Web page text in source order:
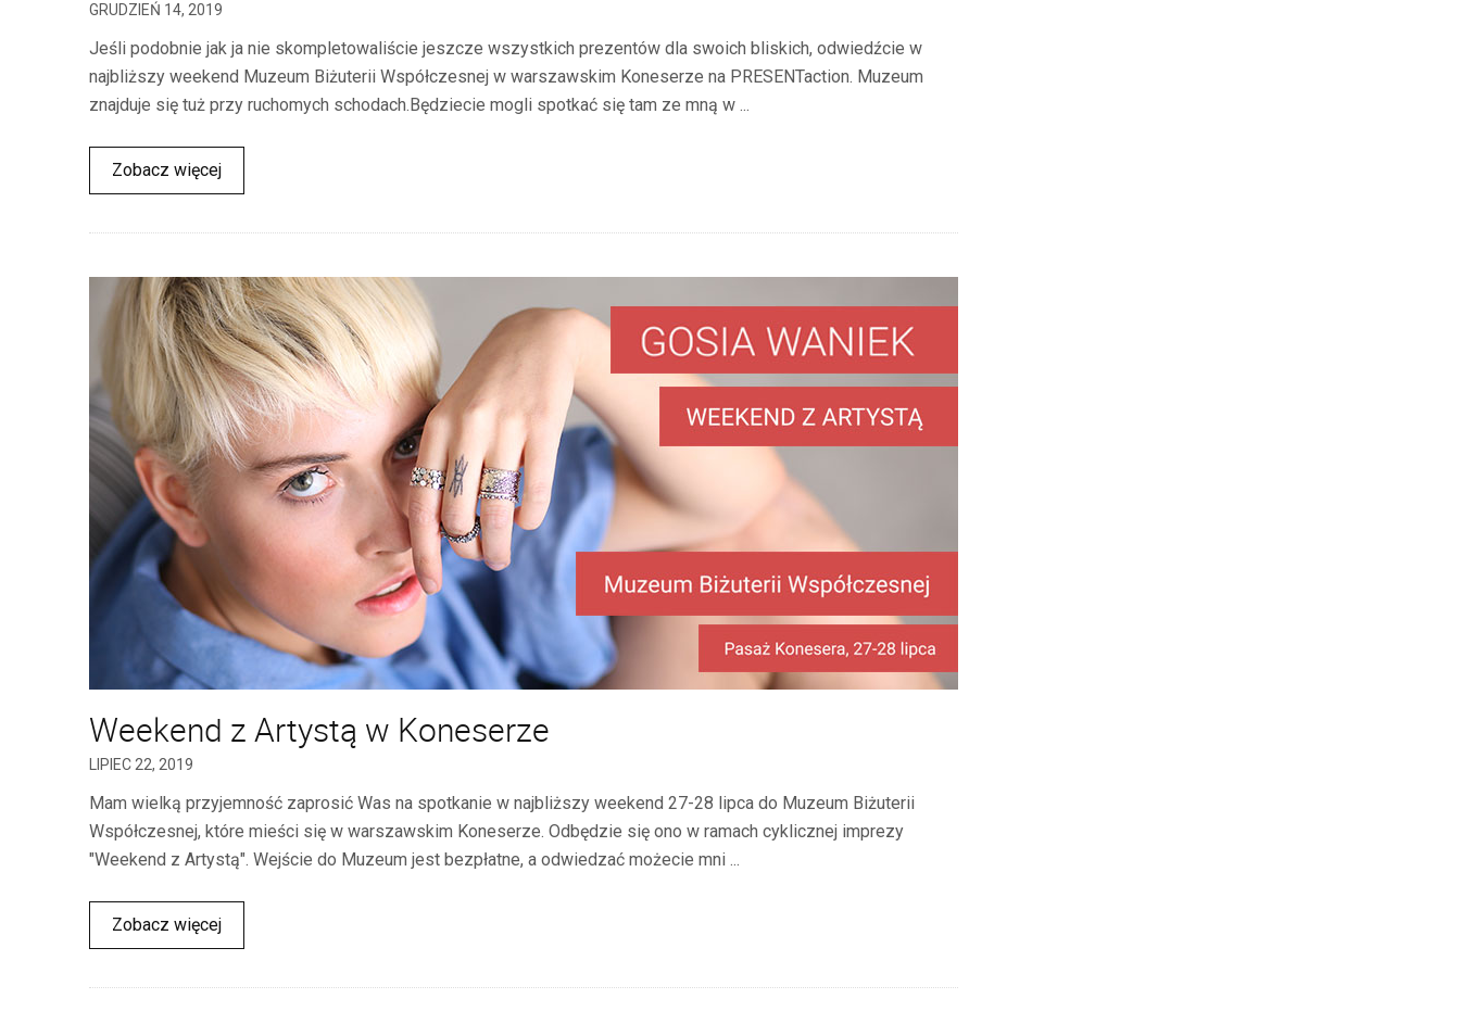
GRUDZIEŃ 14, 2019
Jeśli podobnie jak ja nie skompletowaliście jeszcze wszystkich prezentów dla swoich bliskich, odwiedźcie w
najbliższy weekend Muzeum Biżuterii Współczesnej w warszawskim Koneserze na PRESENTaction. Muzeum
znajduje się tuż przy ruchomych schodach.Będziecie mogli spotkać się tam ze mną w ...
Zobacz więcej
Weekend z Artystą w Koneserze
LIPIEC 22, 2019
Mam wielką przyjemność zaprosić Was na spotkanie w najbliższy weekend 27-28 lipca do Muzeum Biżuterii
Współczesnej, które mieści się w warszawskim Koneserze. Odbędzie się ono w ramach cyklicznej imprezy
"Weekend z Artystą". Wejście do Muzeum jest bezpłatne, a odwiedzać możecie mni ...
Zobacz więcej